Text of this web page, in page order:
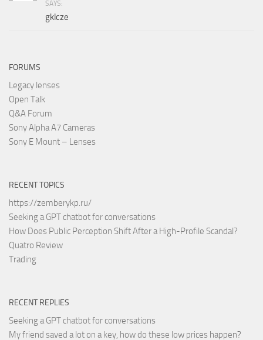
SAYS:
gklcze
FORUMS
Legacy lenses
Open Talk
Q&A Forum
Sony Alpha A7 Cameras
Sony E Mount – Lenses
RECENT TOPICS
https://zemberykp.ru/
Seeking a GPT chatbot for conversations
How Does Public Perception Shift After a High-Profile Scandal?
Quatro Review
Trading
RECENT REPLIES
Seeking a GPT chatbot for conversations
My friend saved a lot on a key, how do these low prices happen?